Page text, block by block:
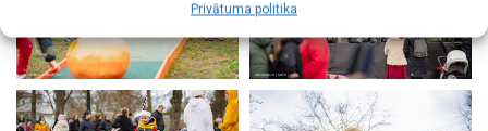
Privātuma politika